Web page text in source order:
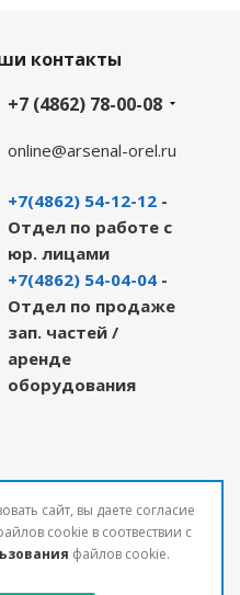
контакты
+7 (4862) 78-00-08
online@arsenal-orel.ru
+7(4862) 54-12-12-
Отдел по работе с
юр. лицами
+7(4862) 54-04-04-
Отдел по продаже
зап. частей /
аренде
оборудования
быть изменены.
наличии товаров
сайт, вы даете согласие
cookie в соотвествии с
файлов cookie.